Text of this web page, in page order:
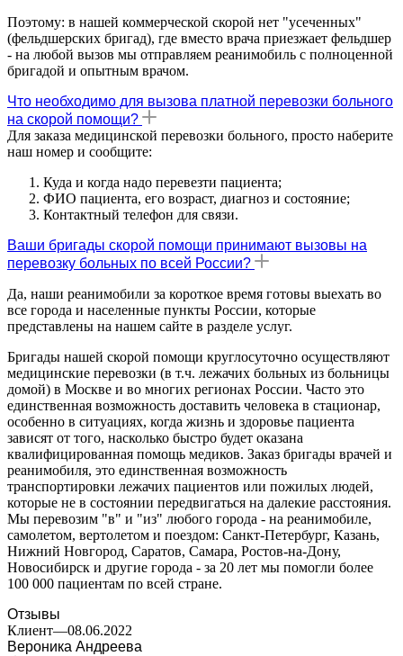
Поэтому: в нашей коммерческой скорой нет "усеченных"
(фельдшерских бригад), где вместо врача приезжает фельдшер
- на любой вызов мы отправляем реанимобиль с полноценной
бригадой и опытным врачом.
Что необходимо для вызова платной перевозки больного
на скорой помощи?
Для заказа медицинской перевозки больного, просто наберите
наш номер и сообщите:
Куда и когда надо перевезти пациента;
ФИО пациента, его возраст, диагноз и состояние;
Контактный телефон для связи.
Ваши бригады скорой помощи принимают вызовы на
перевозку больных по всей России?
Да, наши реанимобили за короткое время готовы выехать во
все города и населенные пункты России, которые
представлены на нашем сайте в разделе услуг.
Бригады нашей скорой помощи круглосуточно осуществляют
медицинские перевозки (в т.ч. лежачих больных из больницы
домой) в Москве и во многих регионах России. Часто это
единственная возможность доставить человека в стационар,
особенно в ситуациях, когда жизнь и здоровье пациента
зависят от того, насколько быстро будет оказана
квалифицированная помощь медиков. Заказ бригады врачей и
реанимобиля, это единственная возможность
транспортировки лежачих пациентов или пожилых людей,
которые не в состоянии передвигаться на далекие расстояния.
Мы перевозим "в" и "из" любого города - на реанимобиле,
самолетом, вертолетом и поездом: Санкт-Петербург, Казань,
Нижний Новгород, Саратов, Самара, Ростов-на-Дону,
Новосибирск и другие города - за 20 лет мы помогли более
100 000 пациентам по всей стране.
Отзывы
Клиент—08.06.2022
Вероника Андреева